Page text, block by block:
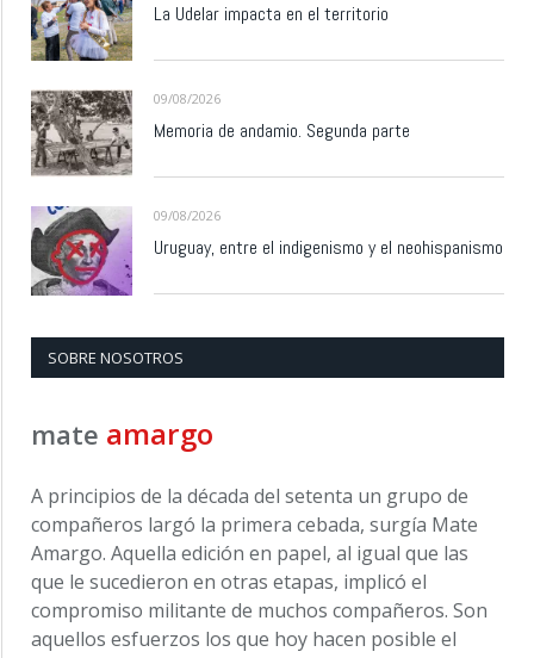
La Udelar impacta en el territorio
09/08/2026
Memoria de andamio. Segunda parte
09/08/2026
Uruguay, entre el indigenismo y el neohispanismo
SOBRE NOSOTROS
mate amargo
A principios de la década del setenta un grupo de
compañeros largó la primera cebada, surgía Mate
Amargo. Aquella edición en papel, al igual que las
que le sucedieron en otras etapas, implicó el
compromiso militante de muchos compañeros. Son
aquellos esfuerzos los que hoy hacen posible el